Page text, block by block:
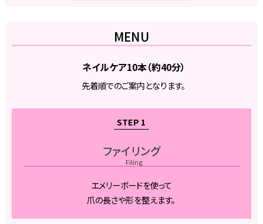
MENU
ネイルケア10本（約40分）
先着順でのご案内となります。
ファイリング
Filing
エメリーボードを使って
爪の長さや形を整えます。